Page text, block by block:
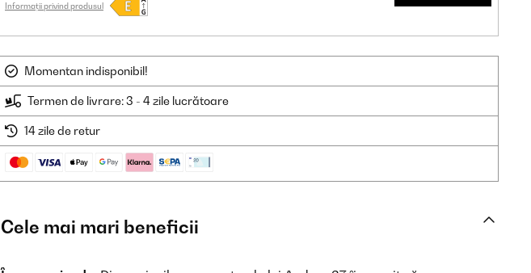
Informații privind produsul
Momentan indisponibil!
Termen de livrare: 3 - 4 zile lucrătoare
14 zile de retur
Cele mai mari beneficii